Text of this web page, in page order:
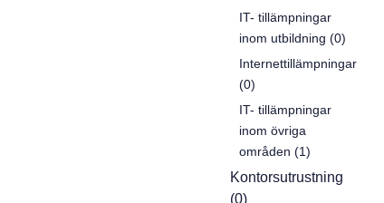
IT- tillämpningar
inom utbildning (0)
Internettillämpningar
(0)
IT- tillämpningar
inom övriga
områden (1)
Kontorsutrustning
(0)